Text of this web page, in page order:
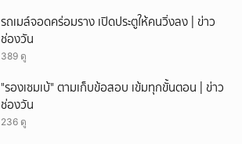
รถเมล์จอดคร่อมราง เปิดประตูให้คนวิ่งลง | ข่าว
ช่องวัน
389 ดู
"รองเซมเบ้" ตามเก็บข้อสอบ เข้มทุกขั้นตอน | ข่าว
ช่องวัน
236 ดู